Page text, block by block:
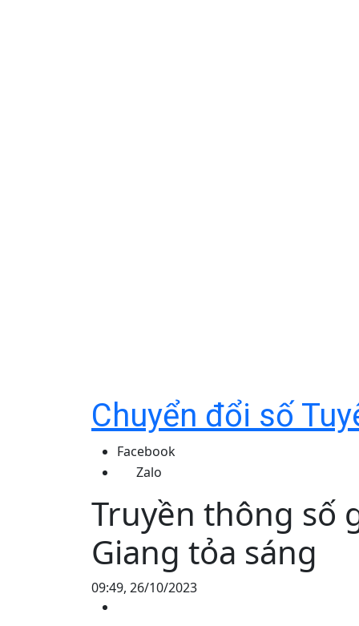
Chuyển đổi số
Facebook
Zalo
Truyền thông số
Giang tỏa sáng
09:49, 26/10/2023